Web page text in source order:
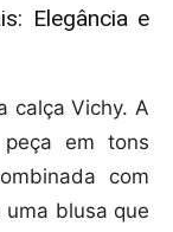
Elegância e
calça Vichy. A
em tons
com
blusa que